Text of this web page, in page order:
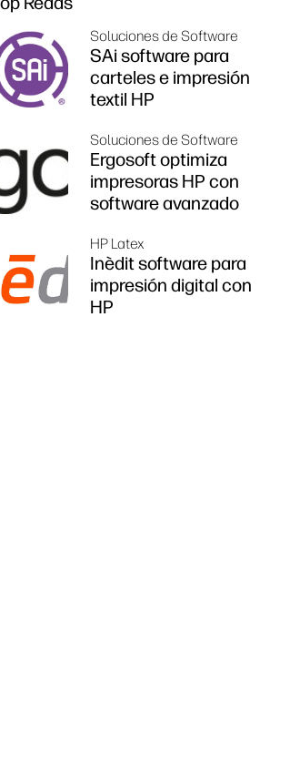
Soluciones de Software
SAi software para
carteles e impresión
textil HP
Soluciones de Software
Ergosoft optimiza
impresoras HP con
software avanzado
HP Latex
Inèdit software para
impresión digital con
HP